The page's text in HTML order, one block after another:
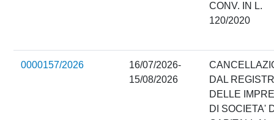
CONV. IN L.
120/2020
0000157/2026
16/07/2026-
15/08/2026
DAL
DELLE
DI SOCIETA'